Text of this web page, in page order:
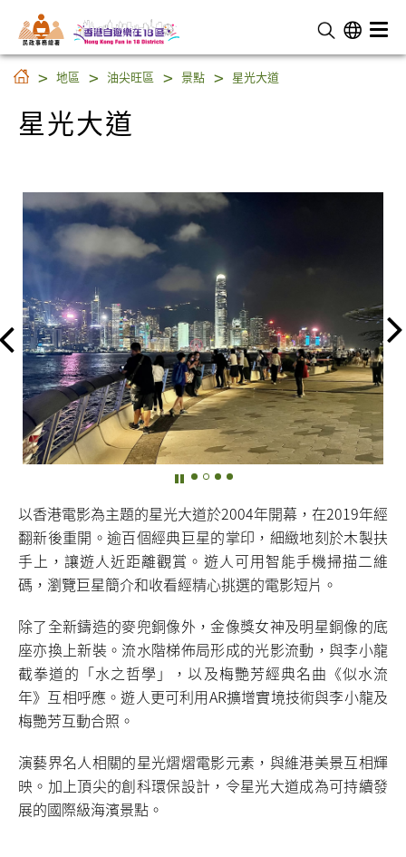
民 政 事 務 總 署
星光大道
地區 油尖旺區 景點 星光大道
星光大道
以香港電影為主題的星光大道於2004年開幕，在2019年經
翻新後重開。逾百個經典巨星的掌印，細緻地刻於木製扶
手上，讓遊人近距離觀賞。遊人可用智能手機掃描二維
碼，瀏覽巨星簡介和收看經精心挑選的電影短片。
除了全新鑄造的麥兜銅像外，金像獎女神及明星銅像的底
座亦換上新裝。流水階梯佈局形成的光影流動，與李小龍
截拳道的「水之哲學」，以及梅艷芳經典名曲《似水流
年》互相呼應。遊人更可利用AR擴增實境技術與李小龍及
梅艷芳互動合照。
演藝界名人相關的星光熠熠電影元素，與維港美景互相輝
映。加上頂尖的創科環保設計，令星光大道成為可持續發
展的國際級海濱景點。